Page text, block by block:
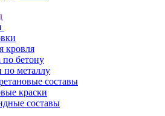
кровля
по бетону
по металлу
составы
краски
составы